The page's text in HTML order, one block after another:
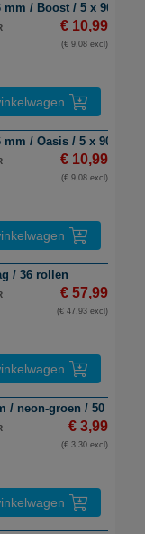
/ Boost / 5 x 90 vel
€ 10,99
(€ 9,08 excl)
/ Oasis / 5 x 90 vel
€ 10,99
(€ 9,08 excl)
/ 36 rollen
€ 57,99
(€ 47,93 excl)
/ neon-groen / 50 vel
€ 3,99
(€ 3,30 excl)